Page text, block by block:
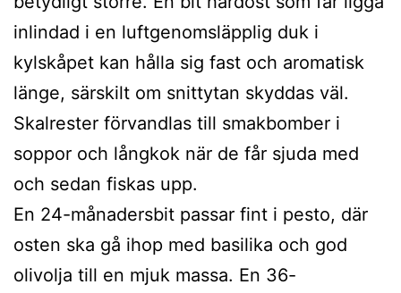
inlindad i en luftgenomsläpplig duk i
kylskåpet kan hålla sig fast och aromatisk
länge, särskilt om snittytan skyddas väl.
Skalrester förvandlas till smakbomber i
soppor och långkok när de får sjuda med
och sedan fiskas upp.
En 24-månadersbit passar fint i pesto, där
osten ska gå ihop med basilika och god
olivolja till en mjuk massa. En 36-